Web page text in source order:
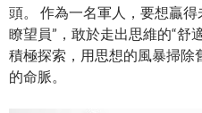
頭。 作為一名軍人，要想贏
瞭望員”，敢於走出思維的“舒
積極探索，用思想的風暴掃除
的命脈。